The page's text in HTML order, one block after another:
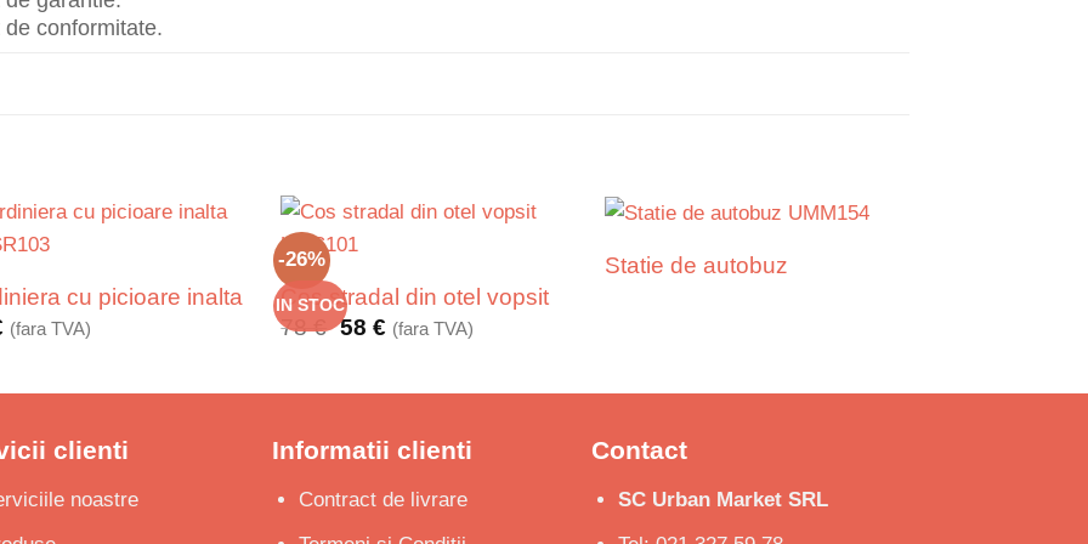
conformitate.
cu picioare inalta
(fara TVA)
-26%
IN STOC
Cos stradal din otel vopsit
78€ Prețul
fost:
58 €Prețul
curent
58 €.
(fara TVA)
Statie de autobuz
clienti
noastre
Informatii clienti
Contract de livrare
Contact
SC Urban Market SRL